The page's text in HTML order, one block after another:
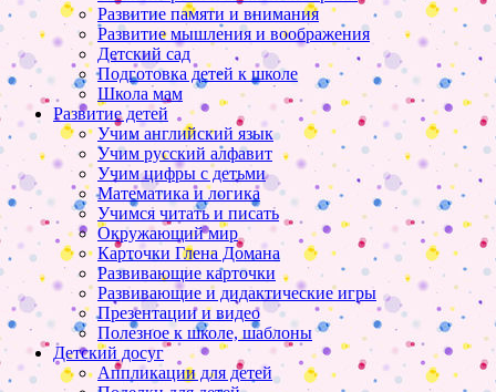
Развитие памяти и внимания
Развитие мышления и воображения
Детский сад
Подготовка детей к школе
Школа мам
Развитие детей
Учим английский язык
Учим русский алфавит
Учим цифры с детьми
Математика и логика
Учимся читать и писать
Окружающий мир
Карточки Глена Домана
Развивающие карточки
Развивающие и дидактические игры
Презентации и видео
Полезное к школе, шаблоны
Детский досуг
Аппликации для детей